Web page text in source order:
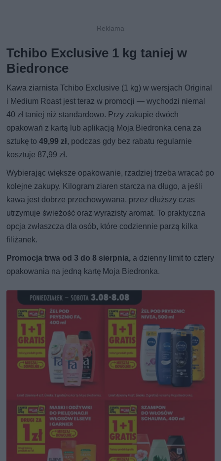
Tchibo Exclusive 1 kg taniej w
Biedronce
Kawa ziarnista Tchibo Exclusive (1 kg) w wersjach Original
i Medium Roast jest teraz w promocji — wychodzi niemal
40 zł taniej niż standardowo. Przy zakupie dwóch
opakowań z kartą lub aplikacją Moja Biedronka cena za
sztukę to49,99 zł, podczas gdy bez rabatu regularnie
kosztuje 87,99 zł.
Wybierając większe opakowanie, rzadziej trzeba wracać po
kolejne zakupy. Kilogram ziaren starcza na długo, a jeśli
kawa jest dobrze przechowywana, przez dłuższy czas
utrzymuje świeżość oraz wyrazisty aromat. To praktyczna
opcja zwłaszcza dla osób, które codziennie parzą kilka
filiżanek.
Promocja trwa od 3 do 8 sierpnia, a dzienny limit to cztery
opakowania na jedną kartę Moja Biedronka.